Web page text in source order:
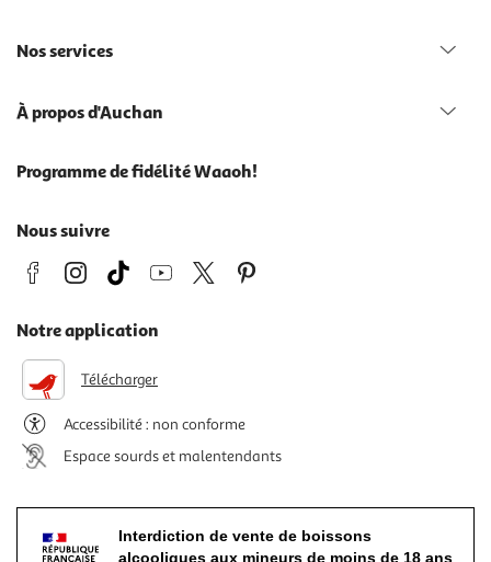
Nos services
À propos d'Auchan
Programme de fidélité Waaoh!
Nous suivre
Notre application
Télécharger
Accessibilité : non conforme
Espace sourds et malentendants
Interdiction de vente de boissons
alcooliques aux mineurs de moins de 18 ans